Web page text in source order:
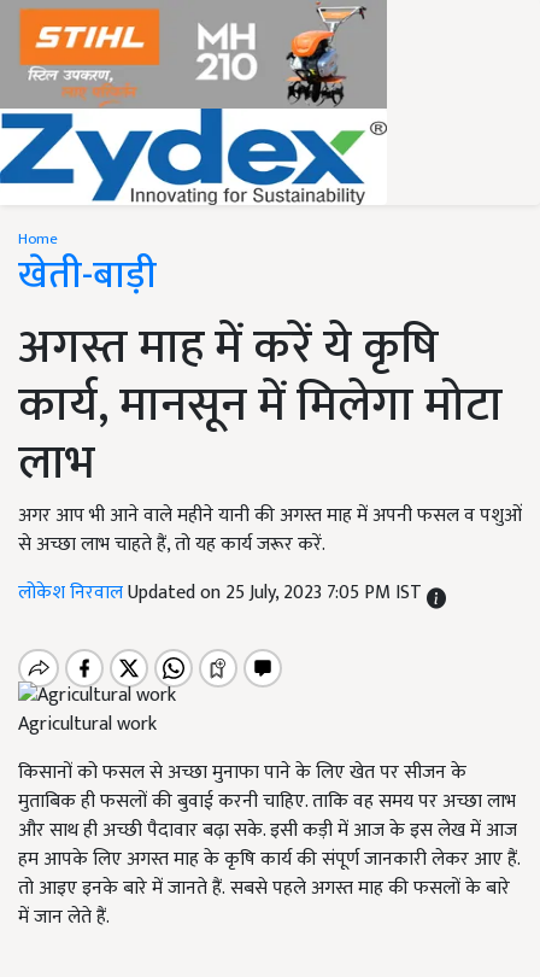
Home
खेती-बाड़ी
अगस्त माह में करें ये कृषि
कार्य, मानसून में मिलेगा मोटा
लाभ
अगर आप भी आने वाले महीने यानी की अगस्त माह में अपनी फसल व पशुओं
से अच्छा लाभ चाहते हैं, तो यह कार्य जरूर करें.
लोकेश निरवालUpdated on 25 July, 2023 7:05 PM IST
Agricultural work
किसानों को फसल से अच्छा मुनाफा पाने के लिए खेत पर सीजन के
मुताबिक ही फसलों की बुवाई करनी चाहिए. ताकि वह समय पर अच्छा लाभ
और साथ ही अच्छी पैदावार बढ़ा सके. इसी कड़ी में आज के इस लेख में आज
हम आपके लिए अगस्त माह के कृषि कार्य की संपूर्ण जानकारी लेकर आए हैं.
तो आइए इनके बारे में जानते हैं. सबसे पहले अगस्त माह की फसलों के बारे
में जान लेते हैं.